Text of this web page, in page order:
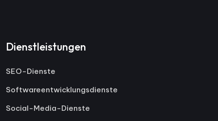
Dienstleistungen
SEO-Dienste
Softwareentwicklungsdienste
Social-Media-Dienste